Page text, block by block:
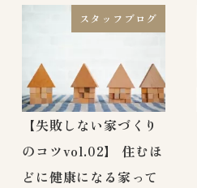
スタッフブログ
【失敗しない家づくり
のコツvol.02】 住むほ
どに健康になる家って